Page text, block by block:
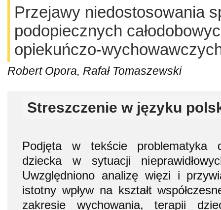
Przejawy niedostosowania
podopiecznych
opiekuńczo-
Robert Opora, Rafał Tomaszewski
Streszczenie w języku
Podjęta w tekście problematyka
dziecka w sytuacji
Uwzględniono analizę więzi i
istotny wpływ na kształt
zakresie wychowania, terapii